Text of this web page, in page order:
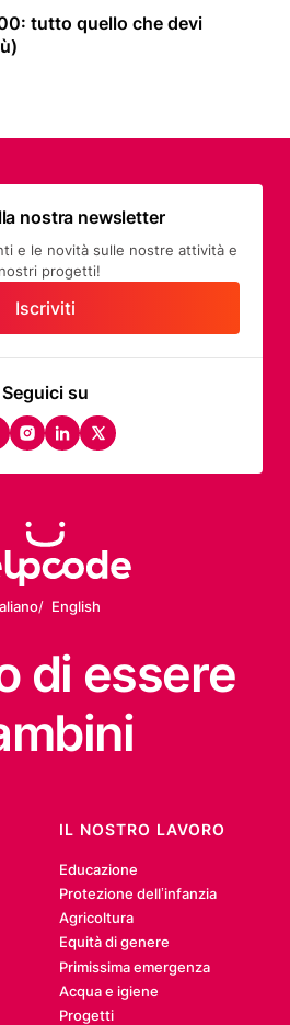
tutto quello che devi
Seguici su
instagram
linkedin
twitter
nostra newsletter
e le novità sulle nostre attività e
progetti!
Iscriviti
English
di essere
IL NOSTRO LAVORO
Educazione
Protezione dell’infanzia
Agricoltura
Equità di genere
Primissima emergenza
Acqua e igiene
Progetti